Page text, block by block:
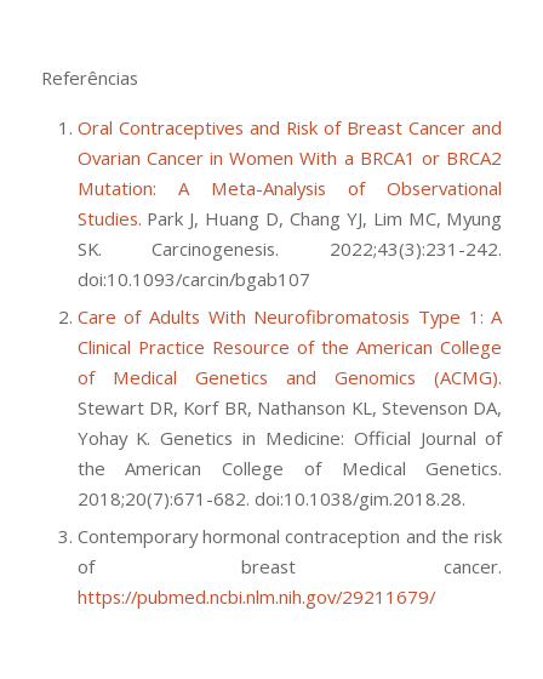
Referências
Oral Contraceptives and Risk of Breast Cancer and
Ovarian Cancer in Women With a BRCA1 or BRCA2
Mutation: A Meta-Analysis of Observational
Studies. Park J, Huang D, Chang YJ, Lim MC, Myung
SK. Carcinogenesis. 2022;43(3):231-242.
doi:10.1093/carcin/bgab107
Care of Adults With Neurofibromatosis Type 1: A
Clinical Practice Resource of the American College
of Medical Genetics and Genomics (ACMG).
Stewart DR, Korf BR, Nathanson KL, Stevenson DA,
Yohay K. Genetics in Medicine: Official Journal of
the American College of Medical Genetics.
2018;20(7):671-682. doi:10.1038/gim.2018.28.
Contemporary hormonal contraception and the risk
of breast cancer.
https://pubmed.ncbi.nlm.nih.gov/29211679/